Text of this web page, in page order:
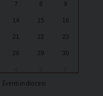
7 8 9
14 15 16
21 22 23
28 29 30
Eventi in diocesi